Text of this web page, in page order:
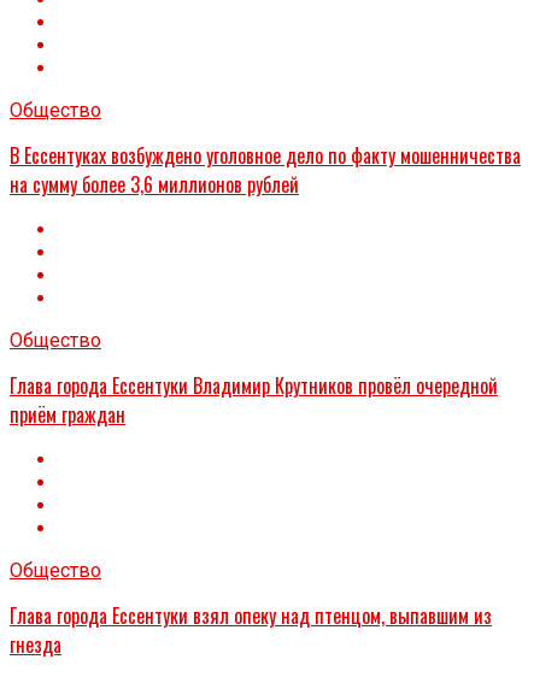
Общество
В Ессентуках возбуждено уголовное дело по факту мошенничества
на сумму более 3,6 миллионов рублей
Общество
Глава города Ессентуки Владимир Крутников провёл очередной
приём граждан
Общество
Глава города Ессентуки взял опеку над птенцом, выпавшим из
гнезда